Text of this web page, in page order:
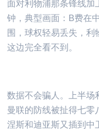
面对利物浦那条锋线加
钟，典型画面：B费在
围，球权轻易丢失，利
这边完全看不到。
数据不会骗人。上半场
曼联的防线被扯得七零
涅斯和迪亚斯又插到中